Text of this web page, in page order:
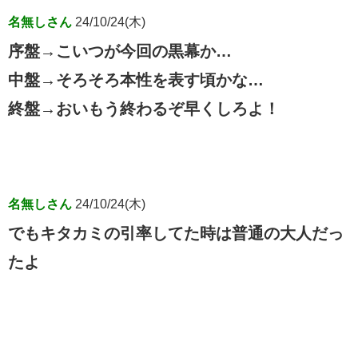
名無しさん 24/10/24(木)
序盤→こいつが今回の黒幕か…
中盤→そろそろ本性を表す頃かな…
終盤→おいもう終わるぞ早くしろよ！
名無しさん 24/10/24(木)
でもキタカミの引率してた時は普通の大人だっ
たよ